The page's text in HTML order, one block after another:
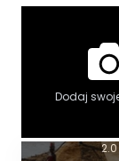
Dodaj
Widok
Licencja na
2.0